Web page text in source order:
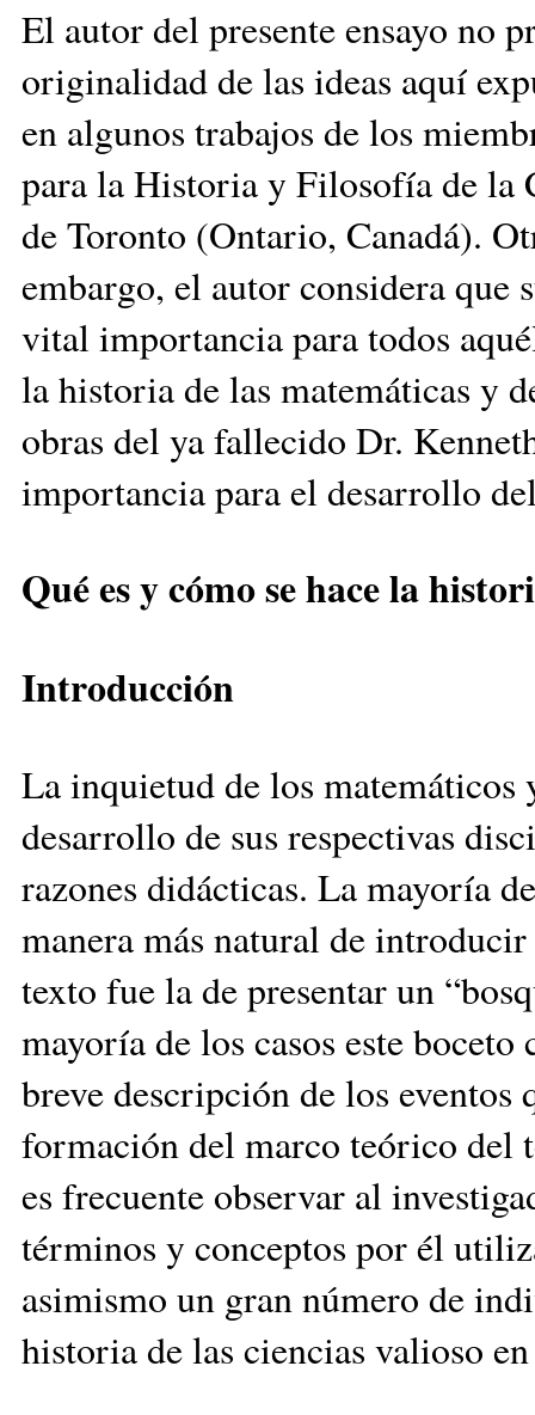
El autor del presente ensayo no
originalidad de las ideas aquí
en algunos trabajos de los
para la Historia y Filosofía de la
de Toronto (Ontario, Canadá).
embargo, el autor considera
vital importancia para todos
la historia de las matemáticas y
obras del ya fallecido Dr.
importancia para el desarrollo
Qué es y cómo se hace la
Introducción
La inquietud de los
desarrollo de sus respectivas
razones didácticas. La mayoría
manera más natural de
texto fue la de presentar un
mayoría de los casos este
breve descripción de los eventos
formación del marco teórico del
es frecuente observar al
términos y conceptos por él
asimismo un gran número de
historia de las ciencias valioso